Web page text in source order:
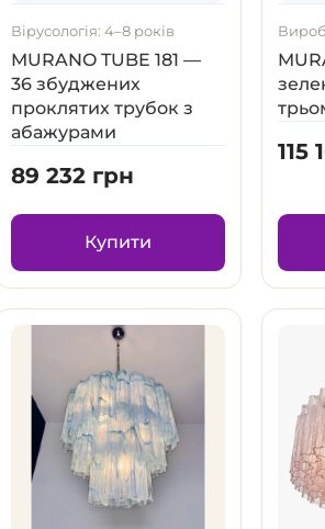
Вірусологія: 4–8 років
MURANO TUBE 181 —
36 збуджених
проклятих трубок з
абажурами
89 232 грн
Купити
115